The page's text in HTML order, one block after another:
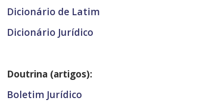
Dicionário de Latim
Dicionário Jurídico
Doutrina (artigos):
Boletim Jurídico